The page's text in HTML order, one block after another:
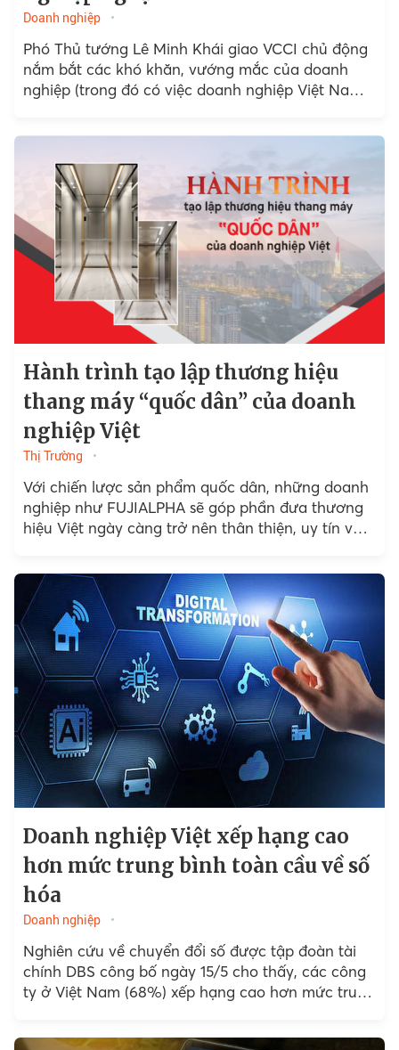
Doanh nghiệp
Phó Thủ tướng Lê Minh Khái giao VCCI chủ động
nắm bắt các khó khăn, vướng mắc của doanh
nghiệp (trong đó có việc doanh nghiệp Việt Nam
Hành trình tạo lập thương hiệu
thang máy “quốc dân” của doanh
nghiệp Việt
Thị Trường
Với chiến lược sản phẩm quốc dân, những doanh
nghiệp như FUJIALPHA sẽ góp phần đưa thương
hiệu Việt ngày càng trở nên thân thiện, uy tín và
Doanh nghiệp Việt xếp hạng cao
hơn mức trung bình toàn cầu về số
hóa
Doanh nghiệp
Nghiên cứu về chuyển đổi số được tập đoàn tài
chính DBS công bố ngày 15/5 cho thấy, các công
ty ở Việt Nam (68%) xếp hạng cao hơn mức trung